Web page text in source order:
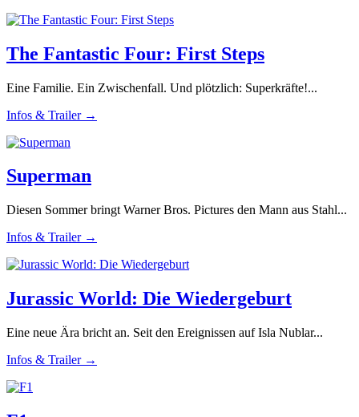
The Fantastic Four: First Steps
Eine Familie. Ein Zwischenfall. Und plötzlich: Superkräfte!...
Infos & Trailer →
Superman
Diesen Sommer bringt Warner Bros. Pictures den Mann aus Stahl...
Infos & Trailer →
Jurassic World: Die Wiedergeburt
Eine neue Ära bricht an. Seit den Ereignissen auf Isla Nublar...
Infos & Trailer →